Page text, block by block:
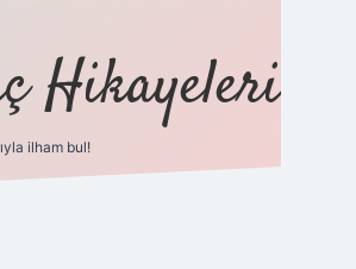
Hikayeleri
ilham bul!